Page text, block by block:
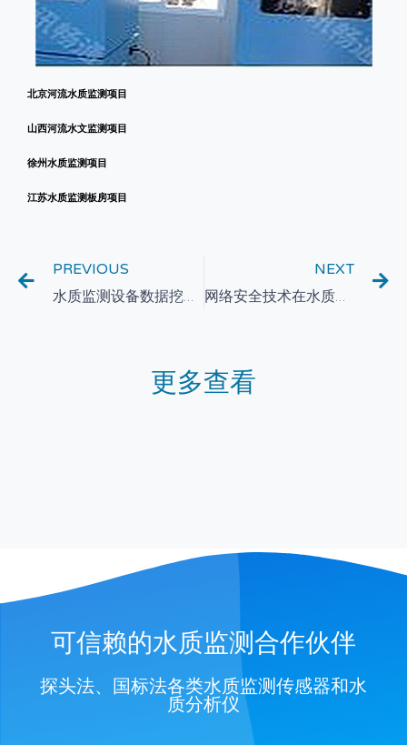
北京河流水质监测项目
山西河流水文监测项目
徐州水质监测项目
江苏水质监测板房项目
PREVIOUS NEXT
网络安全技术在水质监测设备中的应用与保障措施
更多查看
可信赖的水质监测合作伙伴
探头法、国标法各类水质监测传感器和水
质分析仪